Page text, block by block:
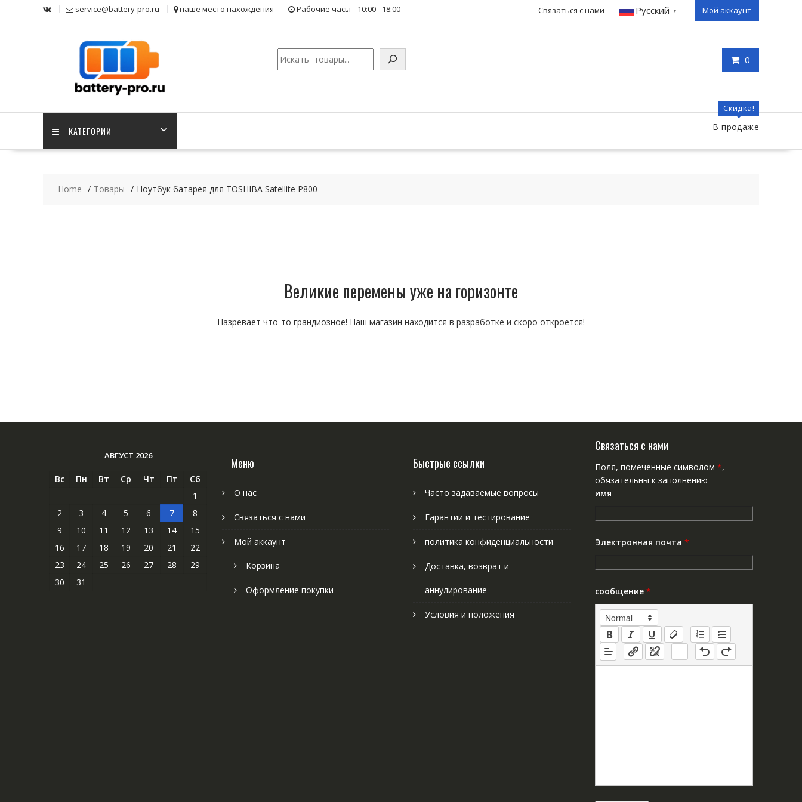
service@battery-pro.ru наше место нахождения Рабочие часы --10:00 - 18:00 Связаться с нами Русский ▼ Мой аккаунт
0
Поиск
КАТЕГОРИИ
Скидка!
В продаже
Home Товары Ноутбук батарея для TOSHIBA Satellite P800
Великие перемены уже на горизонте
Назревает что-то грандиозное! Наш магазин находится в разработке и скоро откроется!
АВГУСТ 2026
Вс Пн Вт Ср Чт Пт
Сб
1
2
3 4 5 6 7
8
9
10 11 12 13 14
15
16
17 18 19 20 21
22
23
24 25 26 27 28
29
30
31
Меню
О нас
Связаться с нами
Мой аккаунт
Корзина
Оформление покупки
Быстрые ссылки
Часто задаваемые вопросы
Гарантии и тестирование
политика конфиденциальности
Доставка, возврат и
аннулирование
Условия и положения
Связаться с нами
Поля, помеченные символом *,
обязательны к заполнению
имя
Электронная почта *
сообщение *